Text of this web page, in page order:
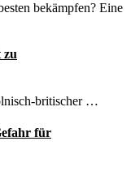
bekämpfen? Eine
zu
britischer …
für